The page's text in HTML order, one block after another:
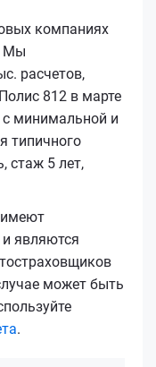
компаниях
Мы
расчетов,
812 в марте
с минимальной и
типичного
стаж 5 лет,
имеют
являются
может быть
.